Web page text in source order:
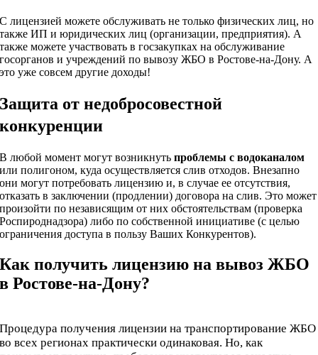
С лицензией можете обслуживать не только физических лиц, но
также ИП и юридических лиц (организации, предприятия). А
также можете участвовать в госзакупках на обслуживание
госорганов и учреждений по вывозу ЖБО в Ростове-на-Дону. А
это уже совсем другие доходы!
Защита от недобросовестной
конкуренции
В любой момент могут возникнутьпроблемы с водоканалом
или полигоном, куда осуществляется слив отходов. Внезапно
они могут потребовать лицензию и, в случае ее отсутствия,
отказать в заключении (продлении) договора на слив. Это может
произойти по независящим от них обстоятельствам (проверка
Роспироднадзора) либо по собственной инициативе (с целью
ограничения доступа в пользу Ваших Конкурентов).
Как получить лицензию на вывоз ЖБО
в Ростове-на-Дону?
Процедура получения лицензии на транспортирование ЖБО
во всех регионах практически одинаковая. Но, как